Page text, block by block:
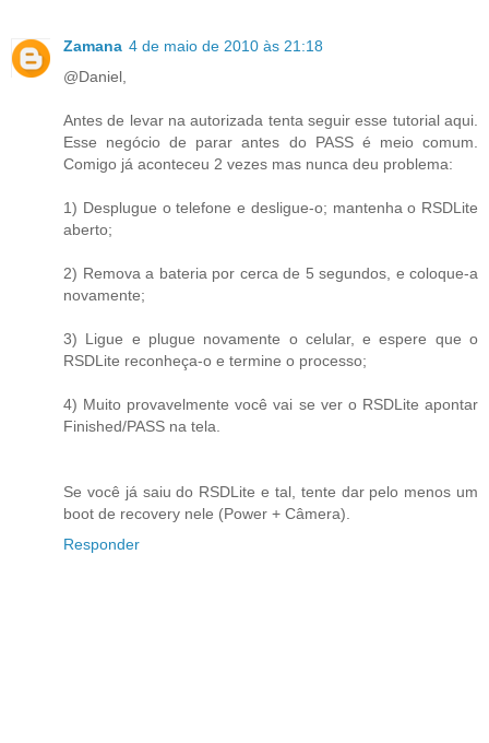
Zamana 4 de maio de 2010 às 21:18
@Daniel,
Antes de levar na autorizada tenta seguir esse tutorial aqui.
Esse negócio de parar antes do PASS é meio comum.
Comigo já aconteceu 2 vezes mas nunca deu problema:
1) Desplugue o telefone e desligue-o; mantenha o RSDLite
aberto;
2) Remova a bateria por cerca de 5 segundos, e coloque-a
novamente;
3) Ligue e plugue novamente o celular, e espere que o
RSDLite reconheça-o e termine o processo;
4) Muito provavelmente você vai se ver o RSDLite apontar
Finished/PASS na tela.
Se você já saiu do RSDLite e tal, tente dar pelo menos um
boot de recovery nele (Power + Câmera).
Responder